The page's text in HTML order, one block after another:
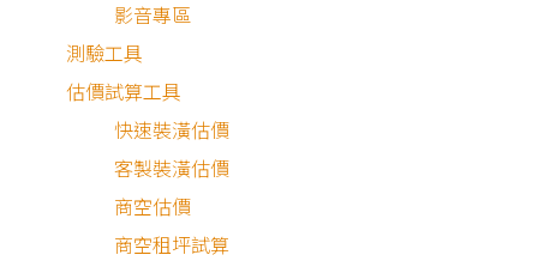
影音專區
測驗工具
估價試算工具
快速裝潢估價
客製裝潢估價
商空估價
商空租坪試算